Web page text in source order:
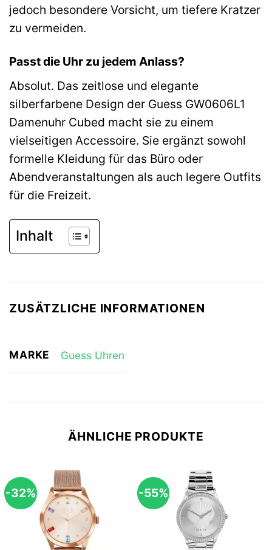
jedoch besondere Vorsicht, um tiefere Kratzer
zu vermeiden.
Passt die Uhr zu jedem Anlass?
Absolut. Das zeitlose und elegante
silberfarbene Design der Guess GW0606L1
Damenuhr Cubed macht sie zu einem
vielseitigen Accessoire. Sie ergänzt sowohl
formelle Kleidung für das Büro oder
Abendveranstaltungen als auch legere Outfits
für die Freizeit.
Inhalt
ZUSÄTZLICHE INFORMATIONEN
MARKE Guess Uhren
ÄHNLICHE PRODUKTE
-32% -55%